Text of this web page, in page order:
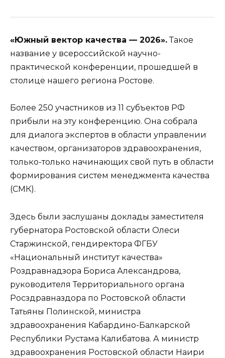
«Южный вектор качества — 2026».Такое
название у всероссийской научно-
практической конференции, прошедшей в
столице нашего региона Ростове.
Более 250 участников из 11 субъектов РФ
прибыли на эту конференцию. Она собрала
для диалога экспертов в области управлении
качеством, организаторов здравоохранения,
только-только начинающих свой путь в области
формирования систем менеджмента качества
(СМК).
Здесь были заслушаны доклады заместителя
губернатора Ростовской области Олеси
Старжинской, гендиректора ФГБУ
«Национальный институт качества»
Роздравнадзора Бориса Александрова,
руководителя Территориального органа
Росздравназдора по Ростовской области
Татьяны Полинской, министра
здравоохранения Кабардино-Балкарской
Республики Рустама Калибатова. А министр
здравоохранения Ростовской области Наири